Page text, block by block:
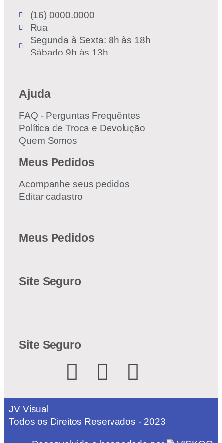
(16) 0000.0000
Rua
Segunda à Sexta: 8h às 18h
Sábado 9h às 13h
Ajuda
FAQ - Perguntas Frequêntes
Política de Troca e Devolução
Quem Somos
Meus Pedidos
Acompanhe seus pedidos
Editar cadastro
Meus Pedidos
Site Seguro
Site Seguro
JV Visual
Todos os Direitos Reservados - 2023